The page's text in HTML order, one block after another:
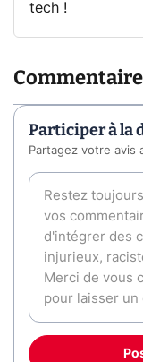
tech !
Participer à la
Partagez votre avis